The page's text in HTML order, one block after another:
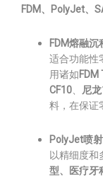
FDM、PolyJet、
FDM熔融沉
适合功能性
用诸如FDM
CF10
尼
料，在保证
PolyJet喷
以精细度和
型、医疗牙